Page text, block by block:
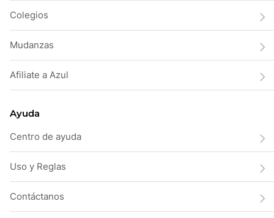
Colegios
Mudanzas
Afiliate a Azul
Ayuda
Centro de ayuda
Uso y Reglas
Contáctanos